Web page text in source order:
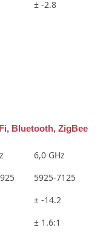
± -2.8
Bluetooth, ZigBee
6,0 GHz
5925-7125
± -14.2
± 1.6:1